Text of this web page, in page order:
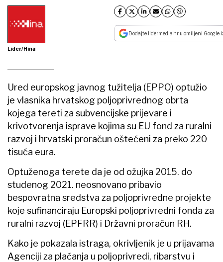
Lider/Hina
Dodajte lidermedia.hr u omiljeni Google
Ured europskog javnog tužitelja (EPPO) optužio
je vlasnika hrvatskog poljoprivrednog obrta
kojega tereti za subvencijske prijevare i
krivotvorenja isprave kojima su EU fond za ruralni
razvoj i hrvatski proračun oštećeni za preko 220
tisuća eura.
Optuženoga terete da je od ožujka 2015. do
studenog 2021. neosnovano pribavio
bespovratna sredstva za poljoprivredne projekte
koje sufinanciraju Europski poljoprivredni fonda za
ruralni razvoj (EPFRR) i Državni proračun RH.
Kako je pokazala istraga, okrivljenik je u prijavama
Agenciji za plaćanja u poljoprivredi, ribarstvu i